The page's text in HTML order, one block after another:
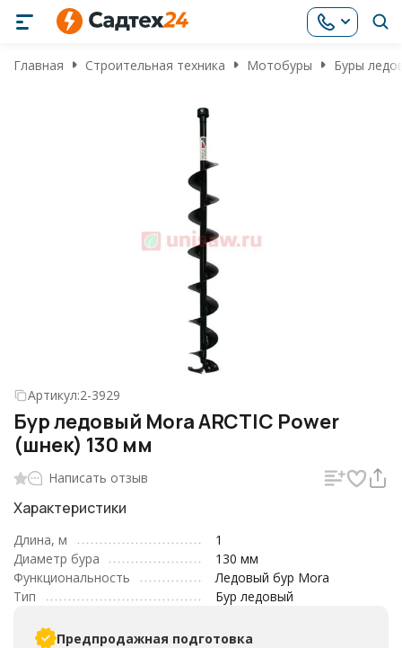
Главная Строительная техника Мотобуры Буры
Артикул:2-3929
Бур ледовый Mora ARCTIC Power
(шнек) 130 мм
Написать отзыв
Характеристики
Длина, м
1
Диаметр бура
130 мм
Функциональность
Ледовый бур Mora
Тип
Бур ледовый
Предпродажная подготовка